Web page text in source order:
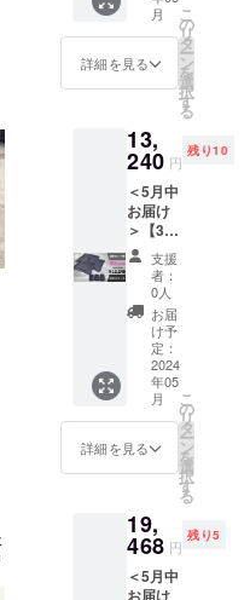
す。
※生産状
況によ
り商品
能性が
ござい
ます。
※仕様・
デザイ
ンに若
干の修
正が入
る場合
がござ
いま
す。
バー ▼
お届け
内容
XPAND
PACK 5
ドルカ
バー＋
収納
ケー
ス）
【限定
10個】
一般販
売予定
価格
14,950
円(税込)
9,720円
(税込・
送料込)
※生産状
けが遅
れる可
能性が
ござい
月
詳細を見る
こ
の
リ
タ
ー
ン
を
選
択
す
る
13,
240 円
残り10
＜5月中
お届け
＞【3個
セット
割】
26％OF
F
XPAND
PACK
自転
車カ
バー ▼
お届け
内容
XPAND
PACK 3
転車カ
バー＋
収納
ケー
支援
者：
0人
お届
け予
定：
2024
年05
月
詳細を見る
こ
の
リ
タ
ー
ン
を
選
択
す
る
19,
468 円
残り5
＜5月中
お届け